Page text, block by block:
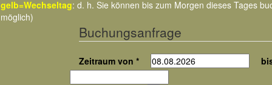
gelb=Wechseltag: d. h. Sie können bis zum Morgen dieses Tages
möglich)
Buchungsanfrage
Zeitraum von *